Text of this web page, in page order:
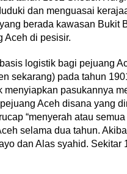
dan menguasai
berada kawasan Bukit
Aceh di pesisir.
logistik bagi pejuang
sekarang) pada tahun
menyiapkan pasukannya
Aceh disana yang
“menyerah atau
selama dua tahun.
dan Alas syahid. Sekitar